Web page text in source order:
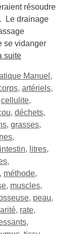
résoudre
Le drainage
se vidanger
suite
Manuel ,
, artériels,
cellulite,
, déchets,
, grasses,
,
intestin, litres,
,
, méthode,
, muscles,
, peau,
, rate,
,